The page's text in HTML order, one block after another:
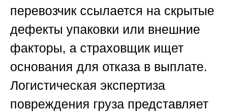
перевозчик ссылается на скрытые
дефекты упаковки или внешние
факторы, а страховщик ищет
основания для отказа в выплате.
Логистическая экспертиза
повреждения груза представляет